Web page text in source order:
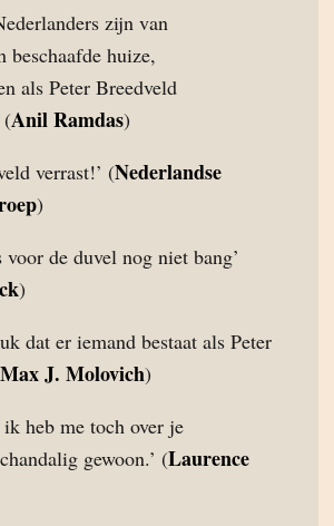
zijn van
beschaafde huize,
als Peter Breedveld
(Anil Ramdas)
verrast!’ (Nederlandse
)
voor de duvel nog niet bang’
)
dat er iemand bestaat als Peter
Max J. Molovich)
ik heb me toch over je
gewoon.’ (Laurence